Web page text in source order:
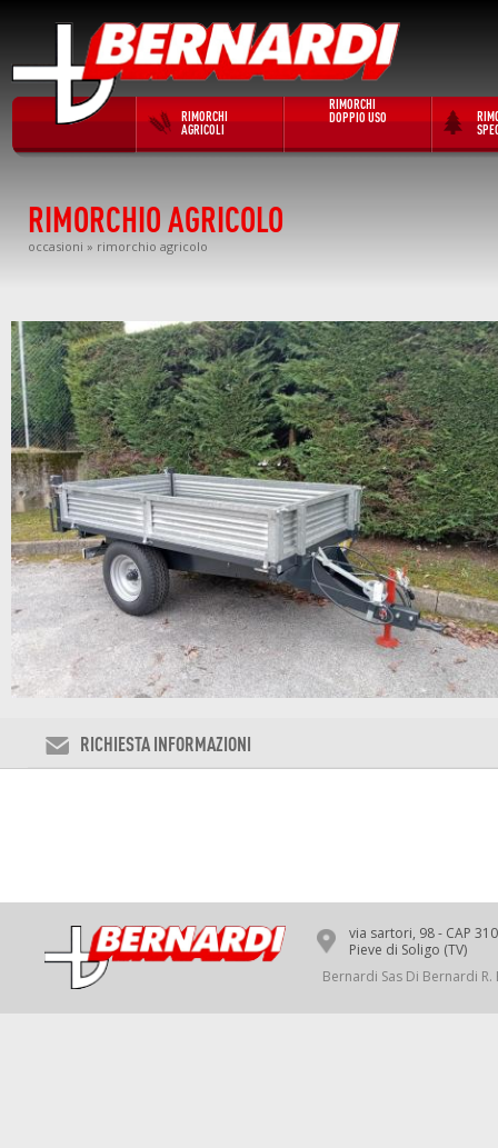
RIMORCHI
AGRICOLI
RIMORCHI
DOPPIO USO
RIMORCHIO AGRICOLO
occasioni » rimorchio agricolo
RICHIESTA INFORMAZIONI
via sartori, 98 - CAP
Pieve di Soligo (TV)
Bernardi Sas Di Bernardi